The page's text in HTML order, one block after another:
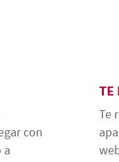
con
a
TE
Te